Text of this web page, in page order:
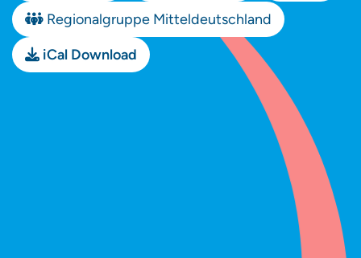
Regionalgruppe Mitteldeutschland
iCal Download